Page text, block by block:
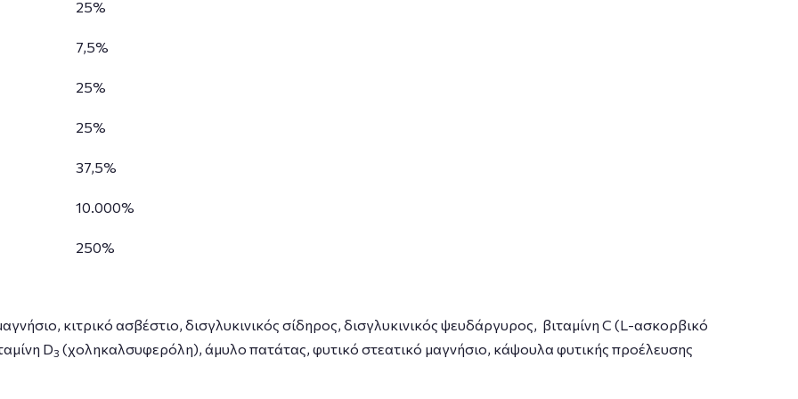
25%
7,5%
25%
25%
37,5%
10.000%
250%
κιτρικό ασβέστιο, δισγλυκινικός σίδηρος, δισγλυκινικός ψευδάργυρος, βιταμίνη C (L-ασκορβικό
D3 (χοληκαλσυφερόλη), άμυλο πατάτας, φυτικό στεατικό μαγνήσιο, κάψουλα φυτικής προέλευσης